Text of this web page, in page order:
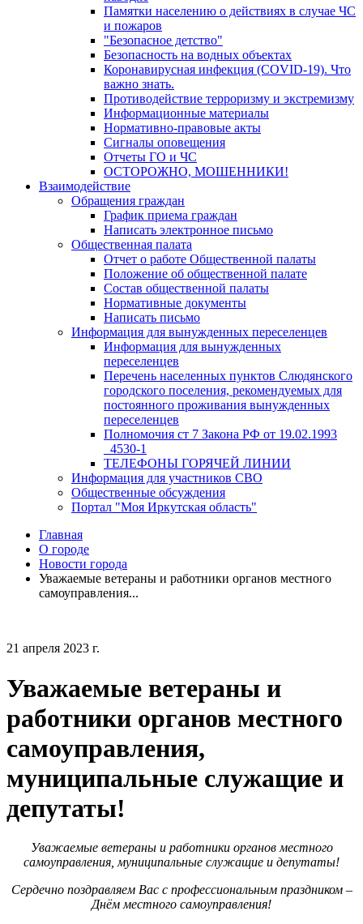
Памятки населению о действиях в случае ЧС
и пожаров
"Безопасное детство"
Безопасность на водных объектах
Коронавирусная инфекция (COVID-19). Что
важно знать.
Противодействие терроризму и экстремизму
Информационные материалы
Нормативно-правовые акты
Сигналы оповещения
Отчеты ГО и ЧС
ОСТОРОЖНО, МОШЕННИКИ!
Взаимодействие
Обращения граждан
График приема граждан
Написать электронное письмо
Общественная палата
Отчет о работе Общественной палаты
Положение об общественной палате
Состав общественной палаты
Нормативные документы
Написать письмо
Информация для вынужденных переселенцев
Информация для вынужденных
переселенцев
Перечень населенных пунктов Слюдянского
городского поселения, рекомендуемых для
постоянного проживания вынужденных
переселенцев
Полномочия ст 7 Закона РФ от 19.02.1993
_4530-1
ТЕЛЕФОНЫ ГОРЯЧЕЙ ЛИНИИ
Информация для участников СВО
Общественные обсуждения
Портал "Моя Иркутская область"
Главная
О городе
Новости города
Уважаемые ветераны и работники органов местного
самоуправления...
21 апреля 2023 г.
Уважаемые ветераны и
работники органов местного
самоуправления,
муниципальные служащие и
депутаты!
Уважаемые ветераны и работники органов местного
самоуправления, муниципальные служащие и депутаты!
Сердечно поздравляем Вас с профессиональным праздником –
Днём местного самоуправления!